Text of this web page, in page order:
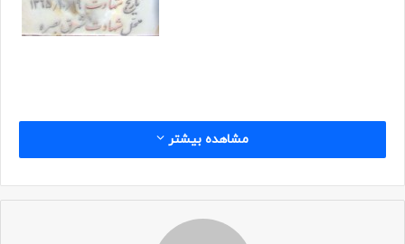
زیارتنامهشهدامشاهده بیشتر